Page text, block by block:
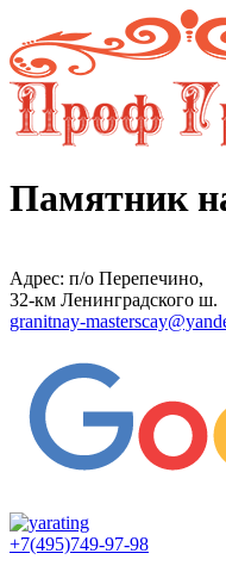
Памятник
Адрес: п/о Перепечино,
32-км Ленинградского ш.
granitnay-
+7(495)749-97-98